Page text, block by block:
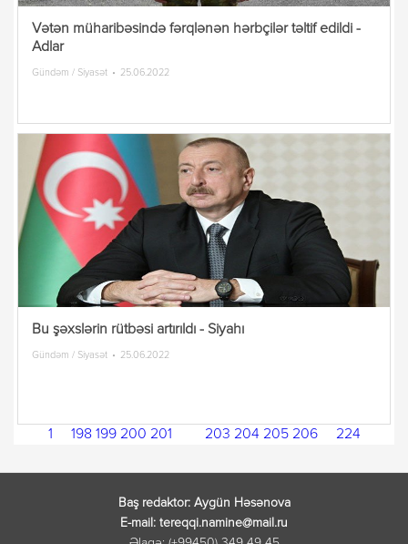
Vətən müharibəsində fərqlənən hərbçilər təltif edildi -
Adlar
Gündəm / Siyasət 25.06.2022
Bu şəxslərin rütbəsi artırıldı - Siyahı
Gündəm / Siyasət 25.06.2022
1 198 199 200 201 203 204 205 206 224
Baş redaktor: Aygün Həsənova
E-mail: tereqqi.namine@mail.ru